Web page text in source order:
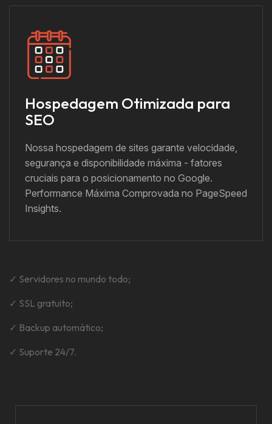
Hospedagem Otimizada para
SEO
Nossa hospedagem de sites garante velocidade,
segurança e disponibilidade máxima - fatores
cruciais para o posicionamento no Google.
Performance Máxima Comprovada no PageSpeed
Insights.
✓ Servidores no mundo todo;
✓ SSL gratuito;
✓ Backup automático;
✓ Suporte 24/7.